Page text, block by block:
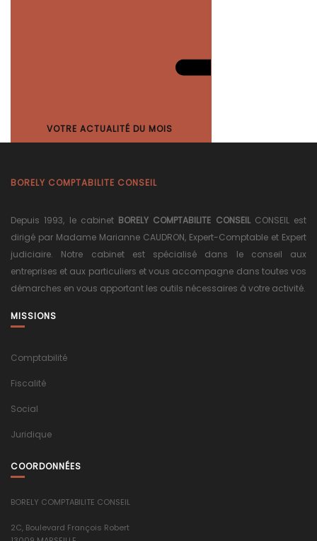
VOTRE ACTUALITÉ DU MOIS
BORELY COMPTABILITE CONSEIL
Depuis 1993, le cabinet BORELY COMPTABILITE CONSEILCONSEIL est
dirigé par Madame Marianne CAUDRON, Expert-Comptable et Expert
judiciaire. Notre cabinet est spécialisé dans le conseil aux
entreprises et aux particuliers et vous accompagne dans toutes vos
démarches en vous apportant les outils nécessaires à votre activité.
MISSIONS
Comptabilité
Fiscalité
Social
Juridique
COORDONNÉES
BORELY COMPTABILITE CONSEIL
2C, Boulevard François Robert